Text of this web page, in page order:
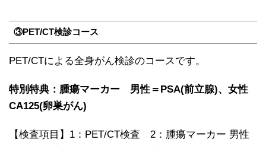
③PET/CT検診コース
PET/CTによる全身がん検診のコースです。
特別特典：腫瘍マーカー 男性＝PSA(前立腺)、女性
CA125(卵巣がん)
【検査項目】1：PET/CT検査 2：腫瘍マーカー 男性